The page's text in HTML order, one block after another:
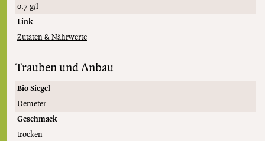
0,7 g/l
Link
Zutaten & Nährwerte
Trauben und Anbau
Bio Siegel
Demeter
Geschmack
trocken